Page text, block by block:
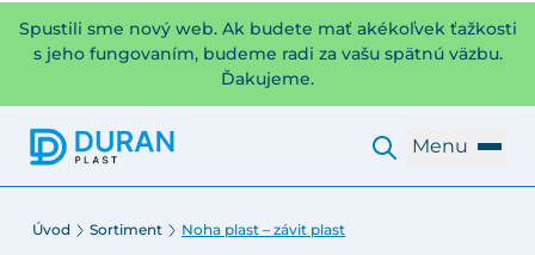
Spustili sme nový web. Ak budete mať akékoľvek ťažkosti
s jeho fungovaním, budeme radi za vašu spätnú väzbu.
Ďakujeme.
Menu
Úvod Sortiment Noha plast – závit plast